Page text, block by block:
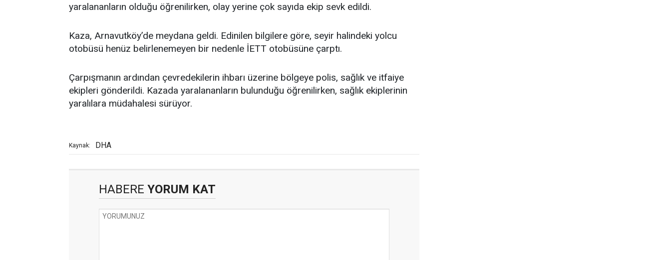
yaralananların olduğu öğrenilirken, olay yerine çok sayıda ekip sevk edildi.
Kaza, Arnavutköy’de meydana geldi. Edinilen bilgilere göre, seyir halindeki yolcu
otobüsü henüz belirlenemeyen bir nedenle İETT otobüsüne çarptı.
Çarpışmanın ardından çevredekilerin ihbarı üzerine bölgeye polis, sağlık ve itfaiye
ekipleri gönderildi. Kazada yaralananların bulunduğu öğrenilirken, sağlık ekiplerinin
yaralılara müdahalesi sürüyor.
Kaynak: DHA
HABERE YORUM KAT